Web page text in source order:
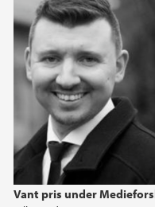
Vant pris under